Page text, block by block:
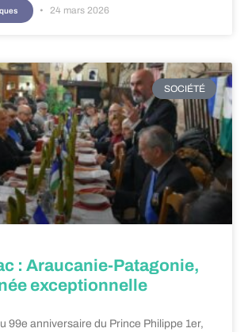
24 mars 2026
SOCIÉTÉ
: Araucanie-Patagonie,
exceptionnelle
99e anniversaire du Prince Philippe 1er,